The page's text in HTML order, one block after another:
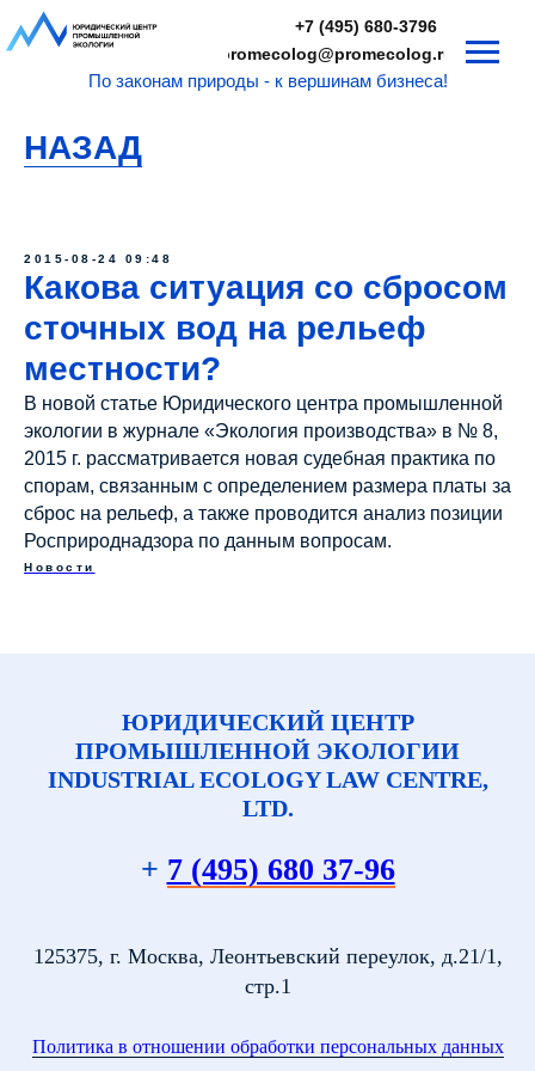
По законам природы - к вершинам бизнеса!
+7 (495) 680-3796
promecolog@promecolog.ru
НАЗАД
2015-08-24 09:48
Какова ситуация со сбросом
сточных вод на рельеф
местности?
В новой статье Юридического центра промышленной
экологии в журнале «Экология производства» в № 8,
2015 г. рассматривается новая судебная практика по
спорам, связанным с определением размера платы за
сброс на рельеф, а также проводится анализ позиции
Росприроднадзора по данным вопросам.
Новости
ЮРИДИЧЕСКИЙ ЦЕНТР
ПРОМЫШЛЕННОЙ ЭКОЛОГИИ
INDUSTRIAL ECOLOGY LAW CENTRE,
LTD.
+ 7 (495) 680 37-96
125375, г. Москва, Леонтьевский переулок, д.21/1,
стр.1
Политика в отношении обработки персональных данных